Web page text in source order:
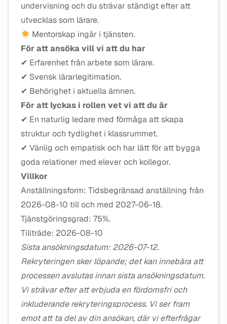
undervisning och du strävar ständigt efter att
utvecklas som lärare.
Mentorskap ingår i tjänsten.
För att ansöka vill vi att du har
✔ Erfarenhet från arbete som lärare.
✔ Svensk lärarlegitimation.
✔ Behörighet i aktuella ämnen.
För att lyckas i rollen vet vi att du är
✔ En naturlig ledare med förmåga att skapa
struktur och tydlighet i klassrummet.
✔ Vänlig och empatisk och har lätt för att bygga
goda relationer med elever och kollegor.
Villkor
Anställningsform: Tidsbegränsad anställning från
2026-08-10 till och med 2027-06-18.
Tjänstgöringsgrad: 75%.
Tillträde: 2026-08-10
Sista ansökningsdatum: 2026-07-12.
Rekryteringen sker löpande; det kan innebära att
processen avslutas innan sista ansökningsdatum.
Vi strävar efter att erbjuda en fördomsfri och
inkluderande rekryteringsprocess. Vi ser fram
emot att ta del av din ansökan, där vi efterfrågar